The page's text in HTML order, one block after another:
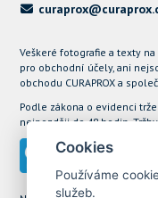
Veškeré fotografie a texty
pro obchodní účely, ani
obchodu CURAPROX a
Podle zákona o evidenci
nejpozději do 48 hodin.
Cookies
Používáme
služeb.